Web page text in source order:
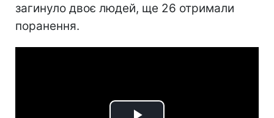
загинуло двоє людей, ще 26 отримали
поранення.